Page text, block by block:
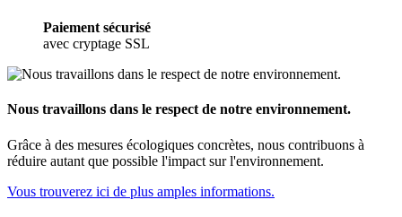
Paiement sécurisé
avec cryptage SSL
Nous travaillons dans le respect de notre environnement.
Grâce à des mesures écologiques concrètes, nous contribuons à
réduire autant que possible l'impact sur l'environnement.
Vous trouverez ici de plus amples informations.